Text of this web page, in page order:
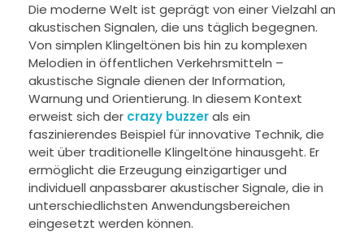
Die moderne Welt ist geprägt von einer Vielzahl an
akustischen Signalen, die uns täglich begegnen.
Von simplen Klingeltönen bis hin zu komplexen
Melodien in öffentlichen Verkehrsmitteln –
akustische Signale dienen der Information,
Warnung und Orientierung. In diesem Kontext
erweist sich der crazy buzzerals ein
faszinierendes Beispiel für innovative Technik, die
weit über traditionelle Klingeltöne hinausgeht. Er
ermöglicht die Erzeugung einzigartiger und
individuell anpassbarer akustischer Signale, die in
unterschiedlichsten Anwendungsbereichen
eingesetzt werden können.